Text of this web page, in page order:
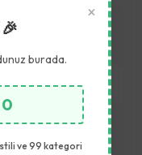
×
burada.
ve 99 kategori